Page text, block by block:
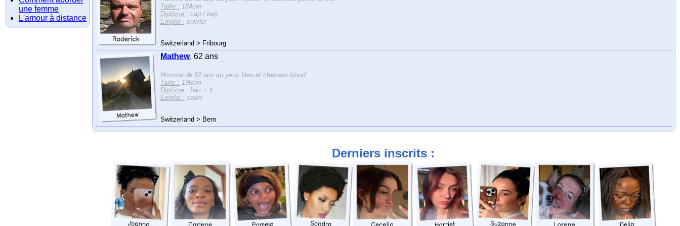
une femme
L'amour à distance
Taille : 184cm
Diplôme : cap / bep
Emploi : ouvrier
Switzerland > Fribourg
Mathew, 62 ans
Homme de 62 ans au yeux bleu et cheveux blond.
Taille : 196cm
Diplôme : bac + 4
Emploi : cadre
Switzerland > Bern
Derniers inscrits :